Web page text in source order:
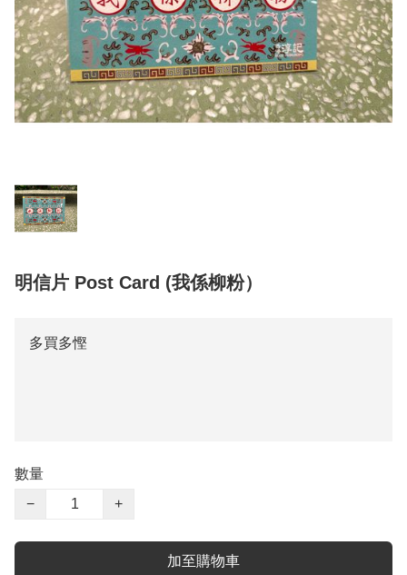
明信片 Post Card (我係柳粉）
多買多慳
數量
−
+
加至購物車